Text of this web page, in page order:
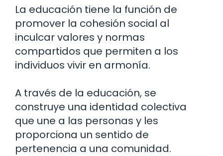
La educación tiene la función de
promover la cohesión social al
inculcar valores y normas
compartidos que permiten a los
individuos vivir en armonía.
A través de la educación, se
construye una identidad colectiva
que une a las personas y les
proporciona un sentido de
pertenencia a una comunidad.